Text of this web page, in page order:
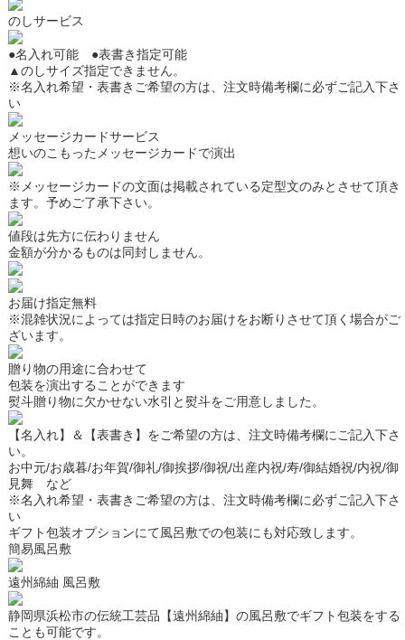
のしサービス
●名入れ可能 ●表書き指定可能
▲のしサイズ指定できません。
※名入れ希望・表書きご希望の方は、注文時備考欄に必ずご記入下さ
い
メッセージカードサービス
想いのこもったメッセージカードで演出
※メッセージカードの文面は掲載されている定型文のみとさせて頂き
ます。予めご了承下さい。
値段は先方に伝わりません
金額が分かるものは同封しません。
お届け指定無料
※混雑状況によっては指定日時のお届けをお断りさせて頂く場合がご
ざいます。
贈り物の用途に合わせて
包装を演出することができます
熨斗贈り物に欠かせない水引と熨斗をご用意しました。
【名入れ】＆【表書き】をご希望の方は、注文時備考欄にご記入下さ
い。
お中元/お歳暮/お年賀/御礼/御挨拶/御祝/出産内祝/寿/御結婚祝/内祝/御
見舞 など
※名入れ希望・表書きご希望の方は、注文時備考欄に必ずご記入下さ
い
ギフト包装オプションにて風呂敷での包装にも対応致します。
簡易風呂敷
遠州綿紬 風呂敷
静岡県浜松市の伝統工芸品【遠州綿紬】の風呂敷でギフト包装をする
ことも可能です。